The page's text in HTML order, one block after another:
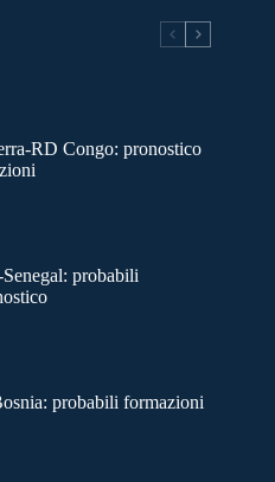
RD Congo: pronostico
probabili
probabili formazioni